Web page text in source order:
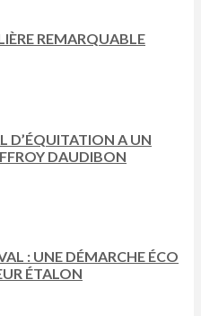
REMARQUABLE
D’ÉQUITATION A UN
DAUDIBON
: UNE DÉMARCHE ÉCO
ÉTALON